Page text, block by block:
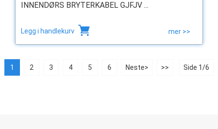
INNENDØRS BRYTERKABEL GJFJV ...
Legg i handlekurv mer >>
1 2 3 4 5 6 Neste> >> Side 1/6